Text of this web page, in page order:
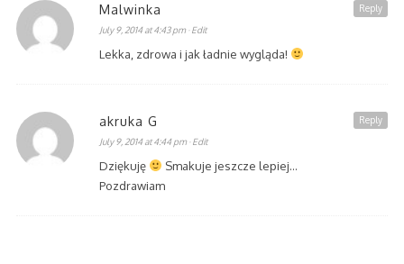
Malwinka
July 9, 2014 at 4:43 pm · Edit
Lekka, zdrowa i jak ładnie wygląda!
Reply
akruka G
July 9, 2014 at 4:44 pm · Edit
Dziękuję
Smakuje jeszcze lepiej…
Pozdrawiam
Reply